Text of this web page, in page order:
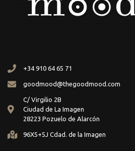
+34 910 64 65 71
goodmood@thegoodmood.com
C/ Virgilio 2B
Ciudad de La Imagen
28223 Pozuelo de Alarcón
96X5+5J Cdad. de la Imagen